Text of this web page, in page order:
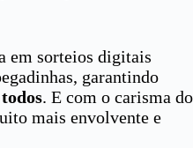
em sorteios digitais
garantindo
. E com o carisma do
mais envolvente e